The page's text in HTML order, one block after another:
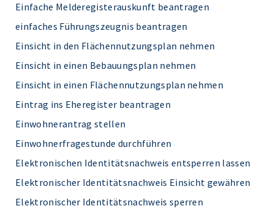
Einfache Melderegisterauskunft beantragen
einfaches Führungszeugnis beantragen
Einsicht in den Flächennutzungsplan nehmen
Einsicht in einen Bebauungsplan nehmen
Einsicht in einen Flächennutzungsplan nehmen
Eintrag ins Eheregister beantragen
Einwohnerantrag stellen
Einwohnerfragestunde durchführen
Elektronischen Identitätsnachweis entsperren lassen
Elektronischer Identitätsnachweis Einsicht gewähren
Elektronischer Identitätsnachweis sperren